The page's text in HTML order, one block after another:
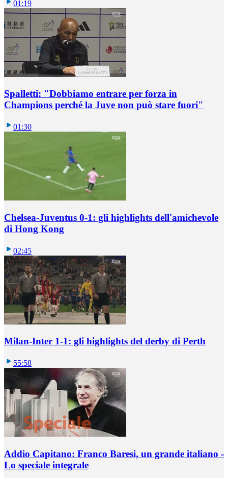
01:19
Spalletti: "Dobbiamo entrare per forza in
Champions perché la Juve non può stare fuori"
01:30
Chelsea-Juventus 0-1: gli highlights dell'amichevole
di Hong Kong
02:45
Milan-Inter 1-1: gli highlights del derby di Perth
55:58
Addio Capitano: Franco Baresi, un grande italiano -
Lo speciale integrale